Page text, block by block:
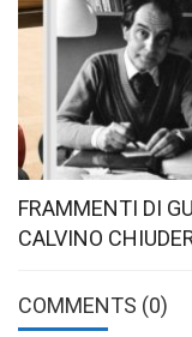
FRAMMENTI DI
CALVINO
COMMENTS (0)